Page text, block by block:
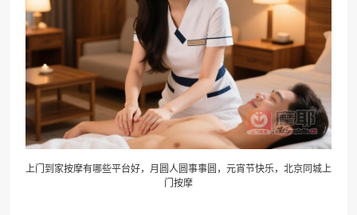
上门到家按摩有哪些平台好，月圆人圆事事圆，元宵节快乐， 北京同城上
门按摩